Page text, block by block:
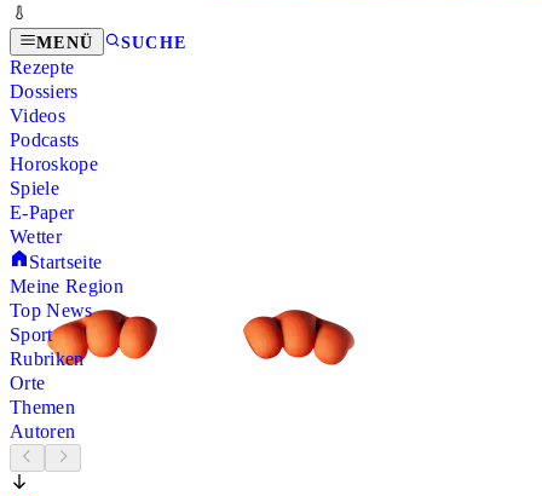
MENÜ SUCHE
Rezepte
Dossiers
Videos
Podcasts
Horoskope
Spiele
E-Paper
Wetter
Startseite
Meine Region
Top News
Sport
Rubriken
Orte
Themen
Autoren